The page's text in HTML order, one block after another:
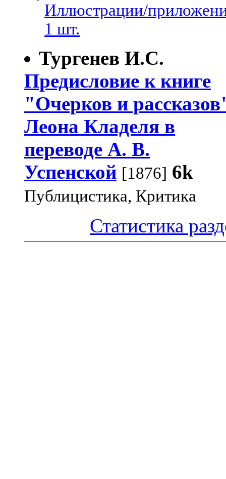
Иллюстрации/
1 шт.
Тургенев И.С.
Предисловие к книге
"Очерков и
Леона Кладеля в
переводе А. В.
Успенской [1876] 6k
Публицистика, Критика
Статистика